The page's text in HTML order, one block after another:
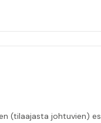
(tilaajasta johtuvien)